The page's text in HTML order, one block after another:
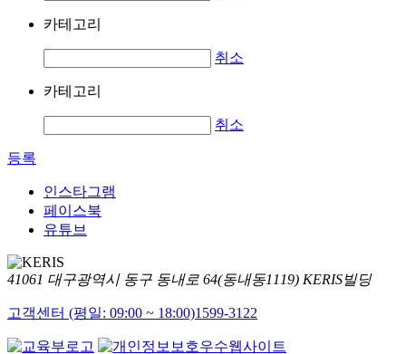
카테고리
취소
카테고리
취소
등록
인스타그램
페이스북
유튜브
41061 대구광역시 동구 동내로 64(동내동1119) KERIS빌딩
고객센터 (평일: 09:00 ~ 18:00)1599-3122